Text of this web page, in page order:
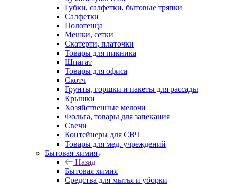
Губки, салфетки, бытовые тряпки
Салфетки
Полотенца
Мешки, сетки
Скатерти, платочки
Товары для пикника
Шпагат
Товары для офиса
Скотч
Грунты, горшки и пакеты для рассады
Крышки
Хозяйственные мелочи
Фольга, товары для запекания
Свечи
Контейнеры для СВЧ
Товары для мед. учреждений
Бытовая химия
Назад
Бытовая химия
Средства для мытья и уборки